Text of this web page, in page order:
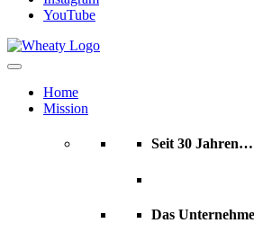
YouTube
Home
Mission
Seit 30 Jahren…
Das